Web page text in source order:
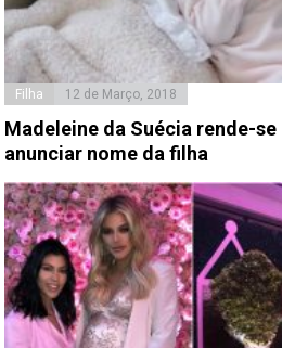
Filha 12 de Março, 2018
Madeleine da Suécia rende-
anunciar nome da filha